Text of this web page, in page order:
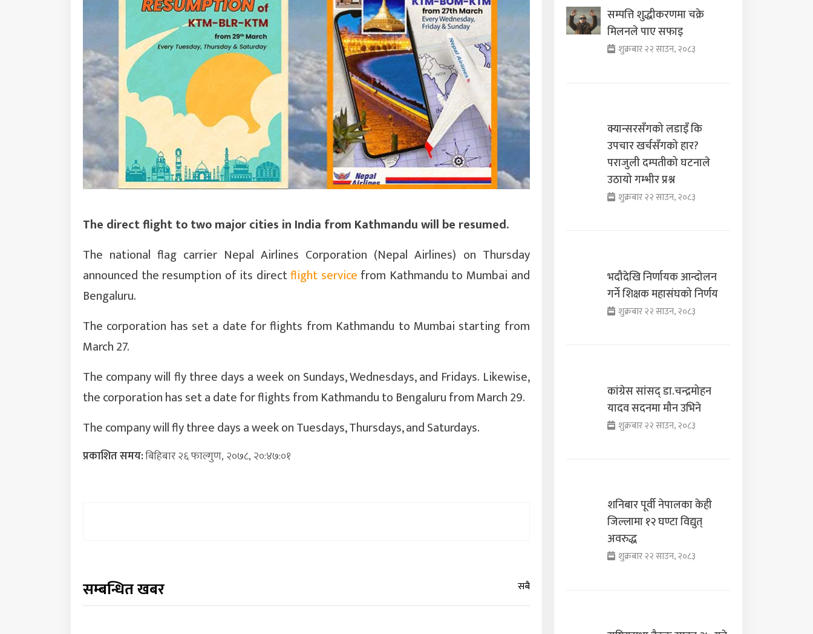
The direct flight to two major cities in India from Kathmandu will be resumed.
The national flag carrier Nepal Airlines Corporation (Nepal Airlines) on Thursday
announced the resumption of its directflight service from Kathmandu to Mumbai and
Bengaluru.
The corporation has set a date for flights from Kathmandu to Mumbai starting from
March 27.
The company will fly three days a week on Sundays, Wednesdays, and Fridays. Likewise,
the corporation has set a date for flights from Kathmandu to Bengaluru from March 29.
The company will fly three days a week on Tuesdays, Thursdays, and Saturdays.
प्रकाशित समय:बिहिबार २६ फाल्गुण, २०७८, २०:४७:०१
सम्बन्धित खबर
सम्पत्ति शुद्धीकरणमा चक्रे
मिलनले पाए सफाइ
शुक्रबार २२ साउन, २०८३
क्यान्सरसँगको लडाइँ कि
उपचार खर्चसँगको हार?
पराजुली दम्पतीको घटनाले
उठायो गम्भीर प्रश्न
शुक्रबार २२ साउन, २०८३
भदौदेखि निर्णायक आन्दोलन
गर्ने शिक्षक महासंघको निर्णय
शुक्रबार २२ साउन, २०८३
कांग्रेस सांसद् डा‍‍.चन्द्रमोहन
यादव सदनमा मौन उभिने
शुक्रबार २२ साउन, २०८३
शनिबार पूर्वी नेपालका केही
जिल्लामा १२ घण्टा विद्युत्
अवरुद्ध
शुक्रबार २२ साउन, २०८३